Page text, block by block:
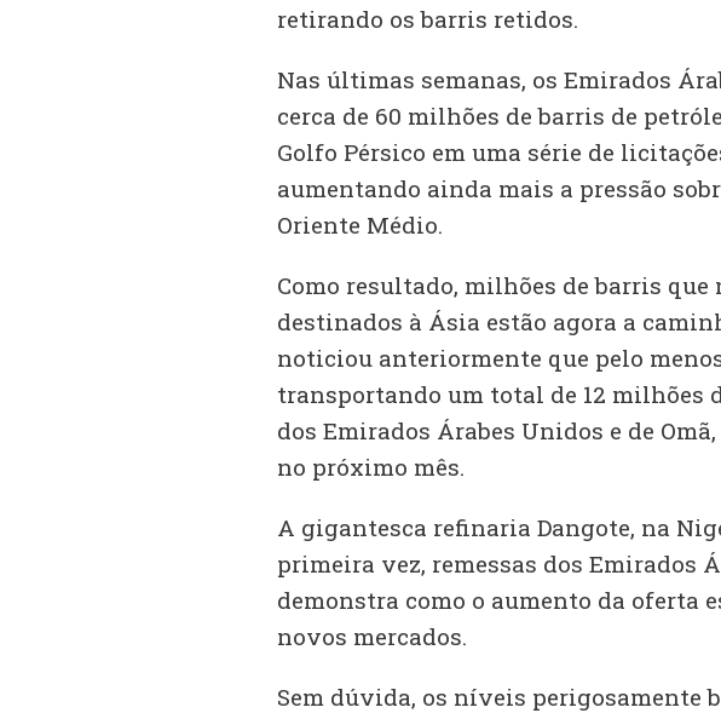
retirando os barris retidos.
Nas últimas semanas, os Emirados
cerca de 60 milhões de barris de
Golfo Pérsico em uma série de
aumentando ainda mais a pressão
Oriente Médio.
Como resultado, milhões de barris
destinados à Ásia estão agora a
noticiou anteriormente que pelo
transportando um total de 12 milhões
dos Emirados Árabes Unidos e de
no próximo mês.
A gigantesca refinaria Dangote, na
primeira vez, remessas dos Emirados
demonstra como o aumento da oferta
novos mercados.
Sem dúvida, os níveis perigosamente